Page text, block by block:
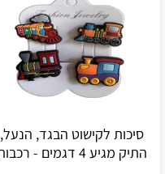
סיכות לקישוט הבגד, הנעל,
התיק מגיע 4 דגמים - רכבות